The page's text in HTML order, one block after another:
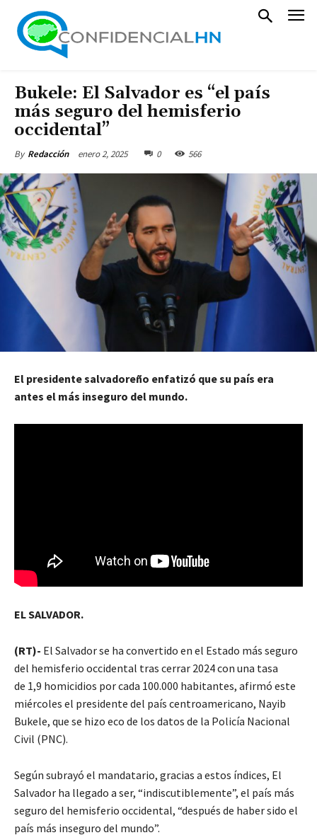
Bukele: El Salvador es “el país
más seguro del hemisferio
occidental”
By Redacción enero 2, 2025 0 566
El presidente salvadoreño enfatizó que su país era
antes el más inseguro del mundo.
EL SALVADOR.
(RT)- El Salvador se ha convertido en el Estado más seguro
del hemisferio occidental tras cerrar 2024 con una tasa
de 1,9 homicidios por cada 100.000 habitantes, afirmó este
miércoles el presidente del país centroamericano, Nayib
Bukele, que se hizo eco de los datos de la Policía Nacional
Civil (PNC).
Según subrayó el mandatario, gracias a estos índices, El
Salvador ha llegado a ser, “indiscutiblemente”, el país más
seguro del hemisferio occidental, “después de haber sido el
país más inseguro del mundo”.